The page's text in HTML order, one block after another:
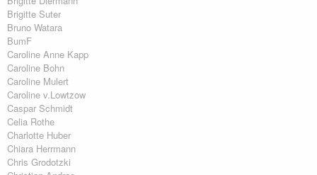
Brigitte Suter
Bruno Watara
BumF
Caroline Anne Kapp
Caroline Bohn
Caroline Mulert
Caroline v.Lowtzow
Caspar Schmidt
Celia Rothe
Charlotte Huber
Chiara Herrmann
Chris Grodotzki